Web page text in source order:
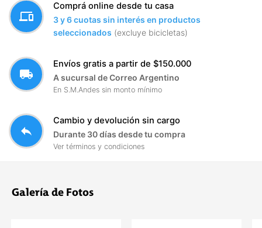
devices
Comprá online desde tu casa
3 y 6 cuotas sin interés en productos
seleccionados (excluye bicicletas)
local_shipping
Envíos gratis a partir de $150.000
A sucursal de Correo Argentino
En S.M.Andes sin monto mínimo
reply
Cambio y devolución sin cargo
Durante 30 días desde tu compra
Ver términos y condiciones
Galería de Fotos